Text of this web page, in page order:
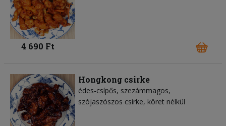
4 690 Ft
Hongkong csirke
édes-csípős, szezámmagos,
szójaszószos csirke, köret nélkül